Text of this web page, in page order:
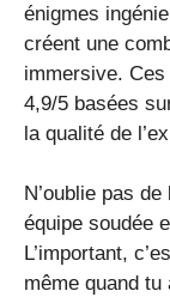
énigmes
créent une
immersive.
4,9/5 basées
la qualité de
N’oublie pas
équipe soudée
L’important,
même quand